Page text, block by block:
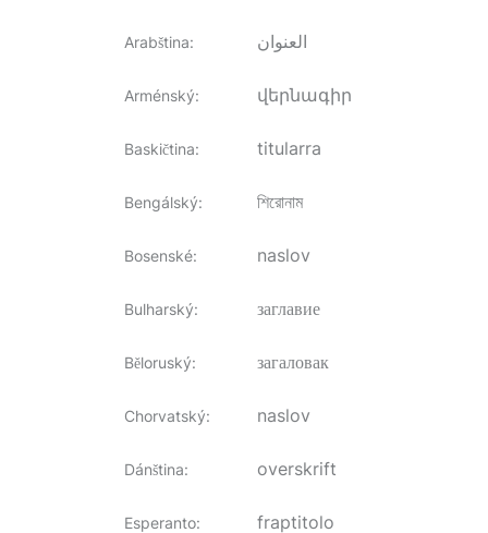
Arabština: العنوان
Arménský: վերնագիր
Baskičtina: titularra
Bengálský: শিরোনাম
Bosenské: naslov
Bulharský: заглавие
Běloruský: загаловак
Chorvatský: naslov
Dánština: overskrift
Esperanto: fraptitolo